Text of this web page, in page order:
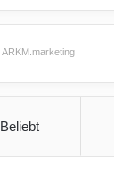
ARKM.marketing
Beliebt